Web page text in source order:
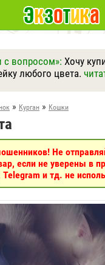
с вопросом»: Хочу
любого цвета.
Другие вопросы
» Курган » Кошки
Не
если не уверены в
и тд. не